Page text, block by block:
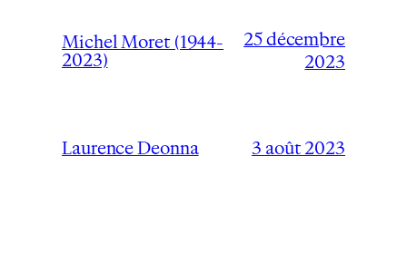
Michel Moret (1944-
2023)
25 décembre
2023
Laurence Deonna 3 août 2023